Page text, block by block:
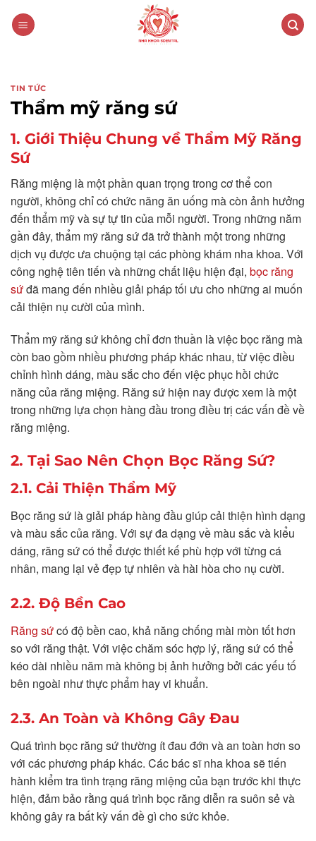
TIN TỨC
Thẩm mỹ răng sứ
1. Giới Thiệu Chung về Thẩm Mỹ Răng
Sứ
Răng miệng là một phần quan trọng trong cơ thể con
người, không chỉ có chức năng ăn uống mà còn ảnh hưởng
đến thẩm mỹ và sự tự tin của mỗi người. Trong những năm
gần đây, thẩm mỹ răng sứ đã trở thành một trong những
dịch vụ được ưa chuộng tại các phòng khám nha khoa. Với
công nghệ tiên tiến và những chất liệu hiện đại, bọc răng
sứđã mang đến nhiều giải pháp tối ưu cho những ai muốn
cải thiện nụ cười của mình.
Thẩm mỹ răng sứ không chỉ đơn thuần là việc bọc răng mà
còn bao gồm nhiều phương pháp khác nhau, từ việc điều
chỉnh hình dáng, màu sắc cho đến việc phục hồi chức
năng của răng miệng. Răng sứ hiện nay được xem là một
trong những lựa chọn hàng đầu trong điều trị các vấn đề về
răng miệng.
2. Tại Sao Nên Chọn Bọc Răng Sứ?
2.1. Cải Thiện Thẩm Mỹ
Bọc răng sứ là giải pháp hàng đầu giúp cải thiện hình dạng
và màu sắc của răng. Với sự đa dạng về màu sắc và kiểu
dáng, răng sứ có thể được thiết kế phù hợp với từng cá
nhân, mang lại vẻ đẹp tự nhiên và hài hòa cho nụ cười.
2.2. Độ Bền Cao
Răng sứcó độ bền cao, khả năng chống mài mòn tốt hơn
so với răng thật. Với việc chăm sóc hợp lý, răng sứ có thể
kéo dài nhiều năm mà không bị ảnh hưởng bởi các yếu tố
bên ngoài như thực phẩm hay vi khuẩn.
2.3. An Toàn và Không Gây Đau
Quá trình bọc răng sứ thường ít đau đớn và an toàn hơn so
với các phương pháp khác. Các bác sĩ nha khoa sẽ tiến
hành kiểm tra tình trạng răng miệng của bạn trước khi thực
hiện, đảm bảo rằng quá trình bọc răng diễn ra suôn sẻ và
không gây ra bất kỳ vấn đề gì cho sức khỏe.